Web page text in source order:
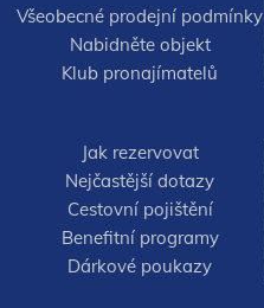
Všeobecné prodejní podmínky
Nabidněte objekt
Klub pronajímatelů
Jak rezervovat
Nejčastější dotazy
Cestovní pojištění
Benefitní programy
Dárkové poukazy